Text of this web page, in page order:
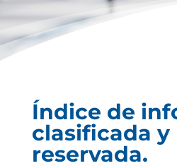
Índice de
clasificada y
reservada.